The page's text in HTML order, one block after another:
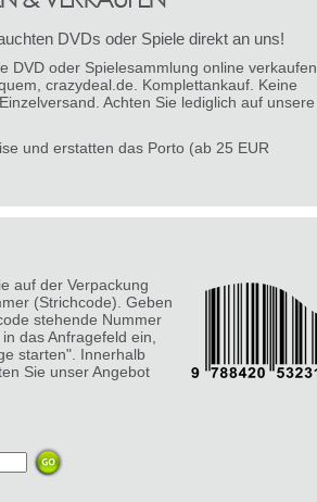
DVDs oder Spiele direkt an uns!
DVD oder Spielesammlung online verkaufen.
crazydeal.de. Komplettankauf. Keine
Achten Sie lediglich auf unsere
und erstatten das Porto (ab 25 EUR
auf der Verpackung
(Strichcode). Geben
stehende Nummer
das Anfragefeld ein,
starten". Innerhalb
Sie unser Angebot